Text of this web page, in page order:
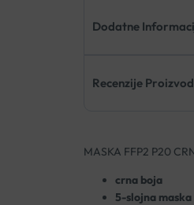
Dodatne
Recenzije
MASKA FFP2 P20
crna boja
5-slojna maska